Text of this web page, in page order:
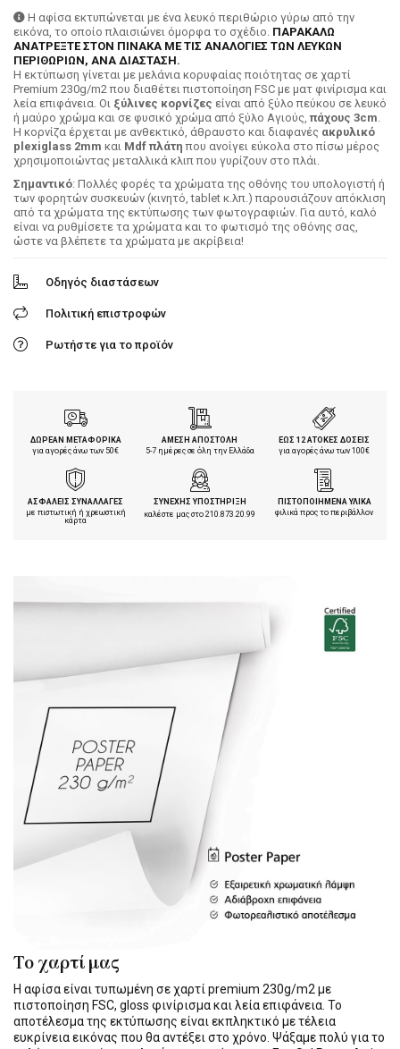
Η αφίσα εκτυπώνεται με ένα λευκό περιθώριο γύρω από την
εικόνα, το οποίο πλαισιώνει όμορφα το σχέδιο. ΠΑΡΑΚΑΛΩ
ΑΝΑΤΡΕΞΤΕ ΣΤΟΝ ΠΙΝΑΚΑ ΜΕ ΤΙΣ ΑΝΑΛΟΓΙΕΣ ΤΩΝ ΛΕΥΚΩΝ
ΠΕΡΙΘΩΡΙΩΝ, ΑΝΑ ΔΙΑΣΤΑΣΗ.
H εκτύπωση γίνεται με μελάνια κορυφαίας ποιότητας σε χαρτί
Premium 230g/m2 που διαθέτει πιστοποίηση FSC με ματ φινίρισμα και
λεία επιφάνεια. Οι ξύλινες κορνίζες είναι από ξύλο πεύκου σε λευκό
ή μαύρο χρώμα και σε φυσικό χρώμα από ξύλο Αγιούς, πάχους 3cm.
Η κορνίζα έρχεται με ανθεκτικό, άθραυστο και διαφανές ακρυλικό
plexiglass 2mm και Mdf πλάτη που ανοίγει εύκολα στο πίσω μέρος
χρησιμοποιώντας μεταλλικά κλιπ που γυρίζουν στο πλάι.
Σημαντικό: Πολλές φορές τα χρώματα της οθόνης του υπολογιστή ή
των φορητών συσκευών (κινητό, tablet κ.λπ.) παρουσιάζουν απόκλιση
από τα χρώματα της εκτύπωσης των φωτογραφιών. Για αυτό, καλό
είναι να ρυθμίσετε τα χρώματα και το φωτισμό της οθόνης σας,
ώστε να βλέπετε τα χρώματα με ακρίβεια!
Οδηγός διαστάσεων
Πολιτική επιστροφών
Ρωτήστε για το προϊόν
ΔΩΡΕΑΝ ΜΕΤΑΦΟΡΙΚΑ
για αγορές άνω των 50€
ΑΜΕΣΗ ΑΠΟΣΤΟΛΗ
5-7 ημέρες σε όλη την Ελλάδα
ΕΩΣ 12 ΑΤΟΚΕΣ ΔΟΣΕΙΣ
για αγορές άνω των 100€
ΑΣΦΑΛΕΙΣ ΣΥΝΑΛΛΑΓΕΣ
με πιστωτική ή χρεωστική
κάρτα
ΣΥΝΕΧΗΣ ΥΠΟΣΤΗΡΙΞΗ
καλέστε μας στο210.873.20.99
ΠΙΣΤΟΠΟΙΗΜΕΝΑ ΥΛΙΚΑ
φιλικά προς το περιβάλλον
Το χαρτί μας
Η αφίσα είναι τυπωμένη σε χαρτί premium 230g/m2 με
πιστοποίηση FSC, gloss φινίρισμα και λεία επιφάνεια. Το
αποτέλεσμα της εκτύπωσης είναι εκπληκτικό με τέλεια
ευκρίνεια εικόνας που θα αντέξει στο χρόνο. Ψάξαμε πολύ για το